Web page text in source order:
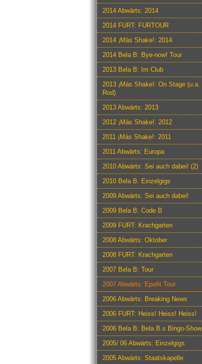
2014 Abwärts: 2014
2014 FURT: FURTOUR
2014 ¡Más Shake!: 2014
2014 Bela B: Bye-now! Tour
2013 Bela B: Im Club
2013 ¡Más Shake!: On Stage (u.a.
Rod)
2013 Abwärts: 2013
2012 ¡Más Shake!: 2012
2011 ¡Más Shake!: 2011
2011 Abwärts: Europa
2010 Abwärts: Sei auch dabei! (2)
2010 Bela B: Einzelgigs
2009 Abwärts: Sei auch dabei!
2009 Bela B: Code B
2009 FURT: Krachgarten
2008 Abwärts: Oktober
2008 FURT: Krachgarten
2007 Bela B: Tour
2007 Abwärts: Epofit Tour
2006 Abwärts: Breaking News
2006 FURT: Heiss! Heiss! Heiss!
2006 Bela B: Bela B.s Bingo-Show
2005/ 06 Abwärts: Einzelgigs
2005 Abwärts: Staatskapelle